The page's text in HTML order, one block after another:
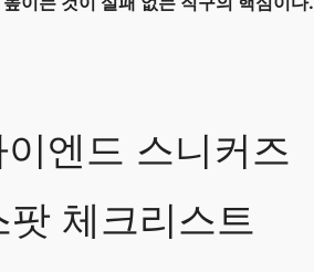
엔드 스니커즈
체크리스트